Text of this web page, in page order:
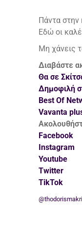
Πάντα στην
Εδώ οι
Μη χάνεις
Διαβάστε
Θα σε
Δημοφιλή
Best Of
Vavanta
Facebook
Instagram
Youtube
Twitter
TikTok